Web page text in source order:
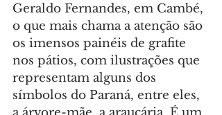
Geraldo Fernandes, em Cambé,
o que mais chama a atenção são
os imensos painéis de grafite
nos pátios, com ilustrações que
representam alguns dos
símbolos do Paraná, entre eles,